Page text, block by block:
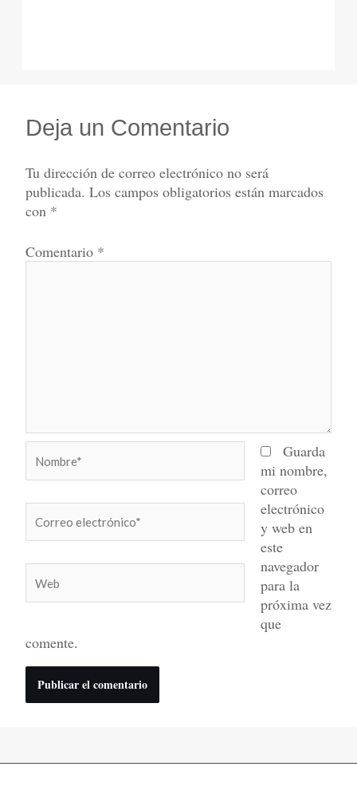
Deja un Comentario
Tu dirección de correo electrónico no será
publicada. Los campos obligatorios están marcados
con *
Comentario *
electrónico*
Guarda
mi nombre,
correo
electrónico
y web en
este
navegador
para la
próxima vez
que
comente.